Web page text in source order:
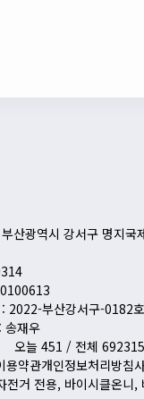
세요!!
산광역시 강서구 명지
2022-부산강서구-0182호
송재우
오늘 451 / 전체 692315
용약관개인정보처리방침
거 전용, 바이시클온니,